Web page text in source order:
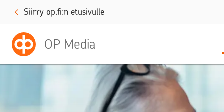
Siirry op.fi:n etusivulle
OP Media